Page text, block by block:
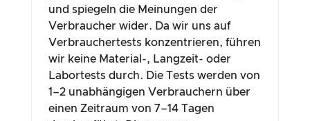
und spiegeln die Meinungen der
Verbraucher wider. Da wir uns auf
Verbrauchertests konzentrieren, führen
wir keine Material-, Langzeit- oder
Labortests durch. Die Tests werden von
1–2 unabhängigen Verbrauchern über
einen Zeitraum von 7–14 Tagen